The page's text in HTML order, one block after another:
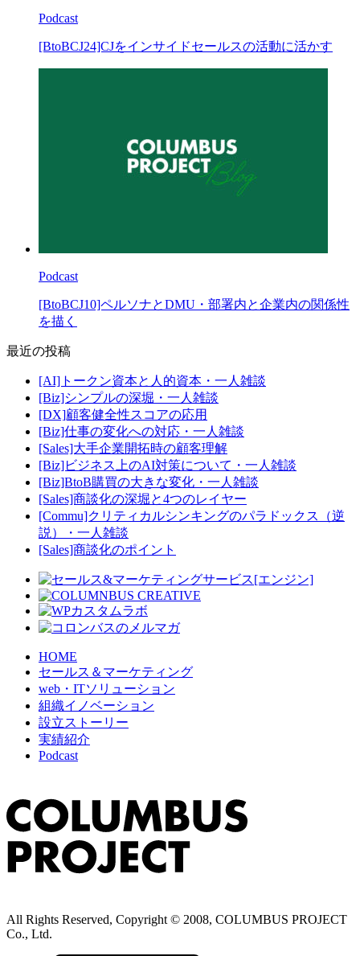
Podcast
[BtoBCJ24]CJをインサイドセールスの活動に活かす
Podcast
[BtoBCJ10]ペルソナとDMU・部署内と企業内の関係性
を描く
最近の投稿
[AI]トークン資本と人的資本・一人雑談
[Biz]シンプルの深堀・一人雑談
[DX]顧客健全性スコアの応用
[Biz]仕事の変化への対応・一人雑談
[Sales]大手企業開拓時の顧客理解
[Biz]ビジネス上のAI対策について・一人雑談
[Biz]BtoB購買の大きな変化・一人雑談
[Sales]商談化の深堀と4つのレイヤー
[Commu]クリティカルシンキングのパラドックス（逆
説）・一人雑談
[Sales]商談化のポイント
HOME
セールス＆マーケティング
web・ITソリューション
組織イノベーション
設立ストーリー
実績紹介
Podcast
All Rights Reserved, Copyright © 2008, COLUMBUS PROJECT
Co., Ltd.